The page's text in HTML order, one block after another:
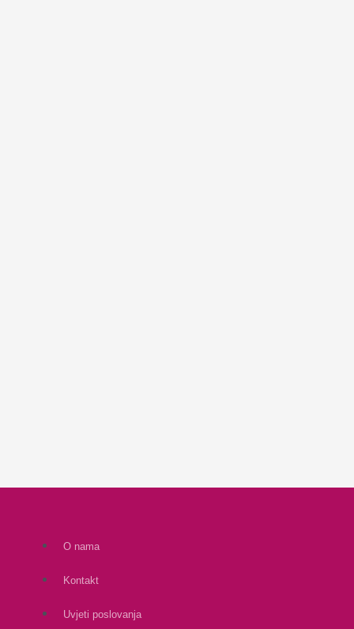
O nama
Kontakt
Uvjeti poslovanja